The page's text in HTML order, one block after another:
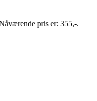
pris er: 355,-.